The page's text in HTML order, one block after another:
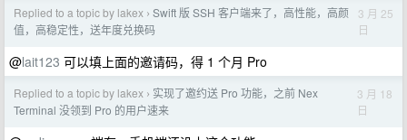
Replied to a topic by lakex › Swift 版 SSH 客户端来了，高性能，高颜
值，高稳定性，送年度兑换码
3 月 25
日
@lait123 可以填上面的邀请码，得 1 个月 Pro
Replied to a topic by lakex › 实现了邀约送 Pro 功能，之前 Nex
Terminal 没领到 Pro 的用户速来
3 月 18
日